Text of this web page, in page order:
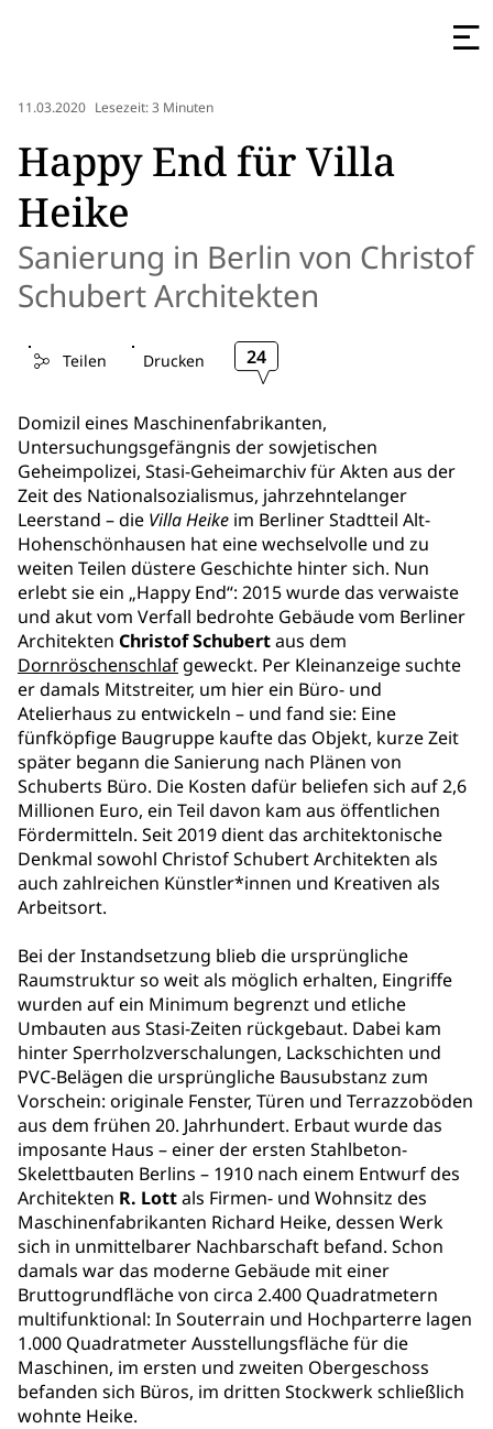
11.03.2020 Lesezeit: 3 Minuten
Happy End für Villa
Heike
Sanierung in Berlin von Christof
Schubert Architekten
Teilen Drucken 24
Domizil eines Maschinenfabrikanten,
Untersuchungsgefängnis der sowjetischen
Geheimpolizei, Stasi-Geheimarchiv für Akten aus der
Zeit des Nationalsozialismus, jahrzehntelanger
Leerstand – die Villa Heike im Berliner Stadtteil Alt-
Hohenschönhausen hat eine wechselvolle und zu
weiten Teilen düstere Geschichte hinter sich. Nun
erlebt sie ein „Happy End“: 2015 wurde das verwaiste
und akut vom Verfall bedrohte Gebäude vom Berliner
Architekten Christof Schubertaus dem
Dornröschenschlaf geweckt. Per Kleinanzeige suchte
er damals Mitstreiter, um hier ein Büro- und
Atelierhaus zu entwickeln – und fand sie: Eine
fünfköpfige Baugruppe kaufte das Objekt, kurze Zeit
später begann die Sanierung nach Plänen von
Schuberts Büro. Die Kosten dafür beliefen sich auf 2,6
Millionen Euro, ein Teil davon kam aus öffentlichen
Fördermitteln. Seit 2019 dient das architektonische
Denkmal sowohl Christof Schubert Architekten als
auch zahlreichen Künstler*innen und Kreativen als
Arbeitsort.
Bei der Instandsetzung blieb die ursprüngliche
Raumstruktur so weit als möglich erhalten, Eingriffe
wurden auf ein Minimum begrenzt und etliche
Umbauten aus Stasi-Zeiten rückgebaut. Dabei kam
hinter Sperrholzverschalungen, Lackschichten und
PVC-Belägen die ursprüngliche Bausubstanz zum
Vorschein: originale Fenster, Türen und Terrazzoböden
aus dem frühen 20. Jahrhundert. Erbaut wurde das
imposante Haus – einer der ersten Stahlbeton-
Skelettbauten Berlins – 1910 nach einem Entwurf des
Architekten R. Lottals Firmen- und Wohnsitz des
Maschinenfabrikanten Richard Heike, dessen Werk
sich in unmittelbarer Nachbarschaft befand. Schon
damals war das moderne Gebäude mit einer
Bruttogrundfläche von circa 2.400 Quadratmetern
multifunktional: In Souterrain und Hochparterre lagen
1.000 Quadratmeter Ausstellungsfläche für die
Maschinen, im ersten und zweiten Obergeschoss
befanden sich Büros, im dritten Stockwerk schließlich
wohnte Heike.